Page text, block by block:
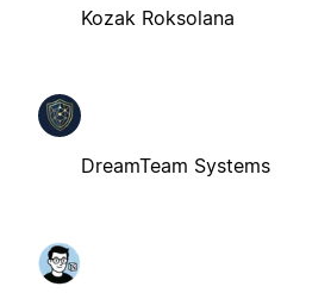
Kozak Roksolana
DreamTeam Systems